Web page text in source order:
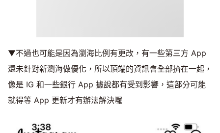
▼不過也可能是因為瀏海比例有更改，有一些第三方 App
還未針對新瀏海做優化，所以頂端的資訊會全部擠在一起，
像是 IG 和一些銀行 App 據說都有受到影響，這部分可能
就得等 App 更新才有辦法解決囉